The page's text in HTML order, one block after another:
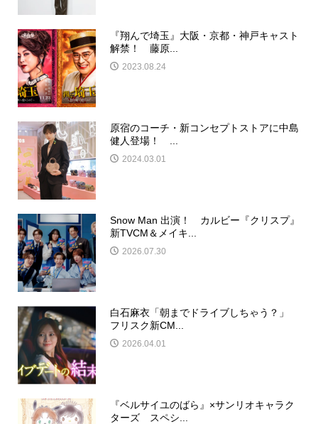
『翔んで埼玉』大阪・京都・神戸キャスト
解禁！ 藤原...
2023.08.24
原宿のコーチ・新コンセプトストアに中島
健人登場！ ...
2024.03.01
Snow Man 出演！ カルビー『クリスプ』
新TVCM＆メイキ...
2026.07.30
白石麻衣「朝までドライブしちゃう？」
フリスク新CM...
2026.04.01
『ベルサイユのばら』×サンリオキャラク
ターズ スペシ...